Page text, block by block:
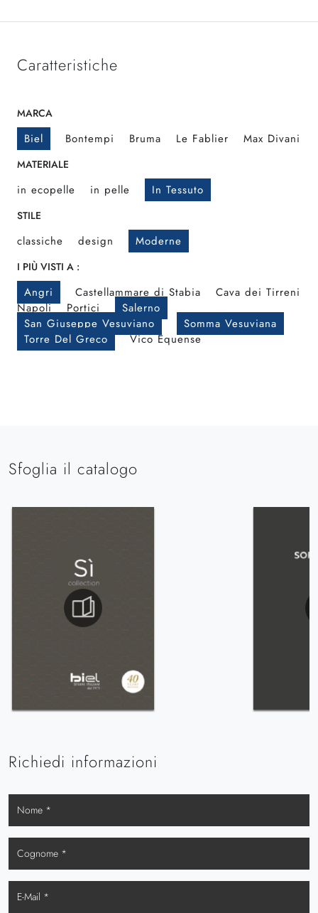
Caratteristiche
MARCA
Biel Bontempi Bruma Le Fablier Max Divani
MATERIALE
in ecopelle in pelle In Tessuto
STILE
classiche design Moderne
I PIÙ VISTI A :
Angri Castellammare di Stabia
Cava dei Tirreni
Napoli
Portici
Salerno
San Giuseppe Vesuviano
Somma Vesuviana
Torre Del Greco
Vico Equense
Sfoglia il catalogo
Richiedi informazioni